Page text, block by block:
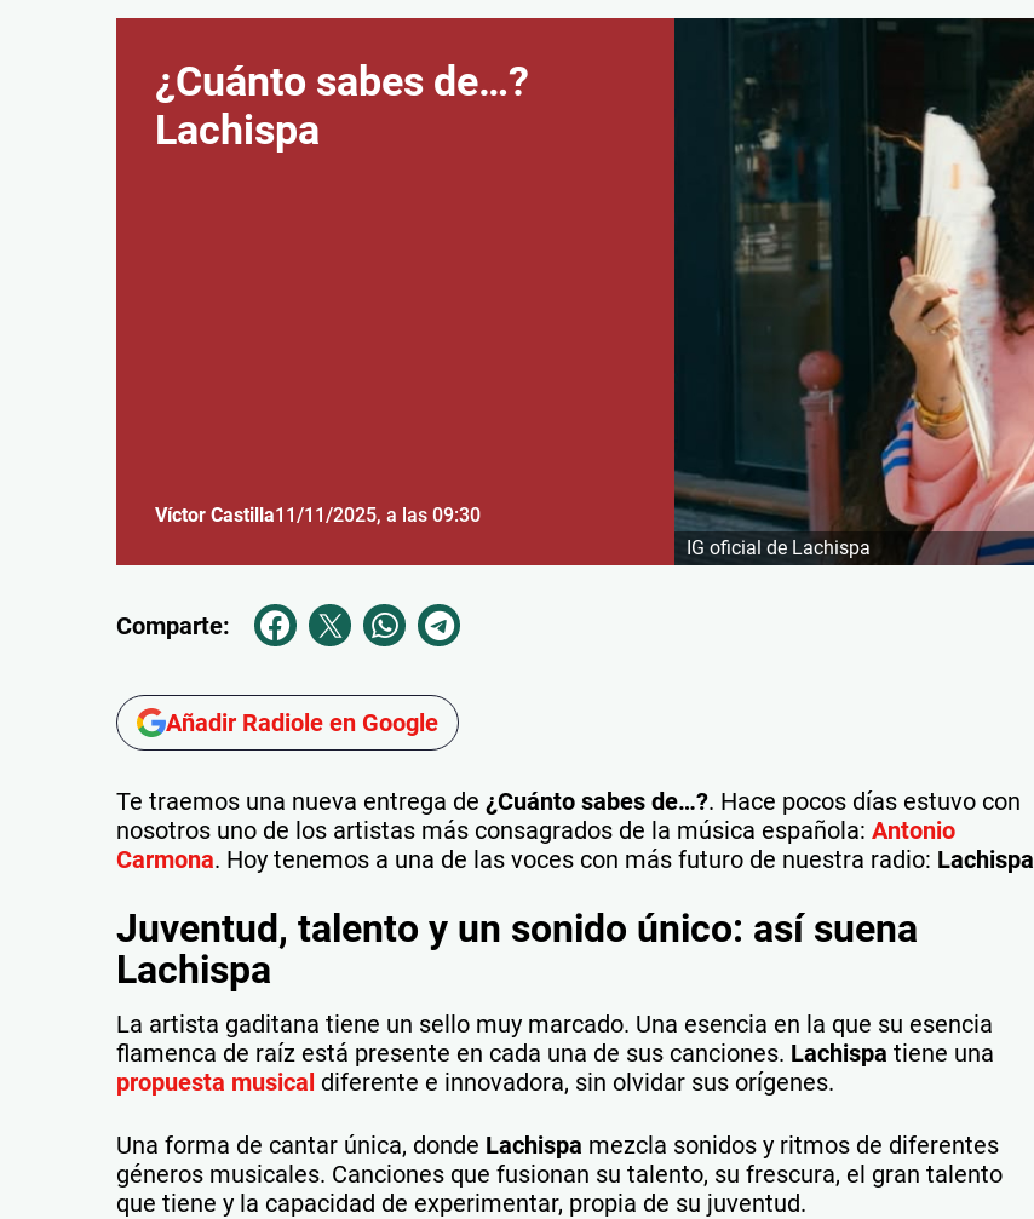
IG oficial de Lachispa
¿Cuánto sabes de…?
Lachispa
Víctor Castilla11/11/2025, a las 09:30
Comparte:
Añadir Radiole en Google
Te traemos una nueva entrega de ¿Cuánto sabes de…?. Hace pocos días estuvo con
nosotros uno de los artistas más consagrados de la música española: Antonio
Carmona. Hoy tenemos a una de las voces con más futuro de nuestra radio: Lachispa
Juventud, talento y un sonido único: así suena
Lachispa
La artista gaditana tiene un sello muy marcado. Una esencia en la que su esencia
flamenca de raíz está presente en cada una de sus canciones. Lachispa tiene una
propuesta musical diferente e innovadora, sin olvidar sus orígenes.
Una forma de cantar única, donde Lachispa mezcla sonidos y ritmos de diferentes
géneros musicales. Canciones que fusionan su talento, su frescura, el gran talento
que tiene y la capacidad de experimentar, propia de su juventud.